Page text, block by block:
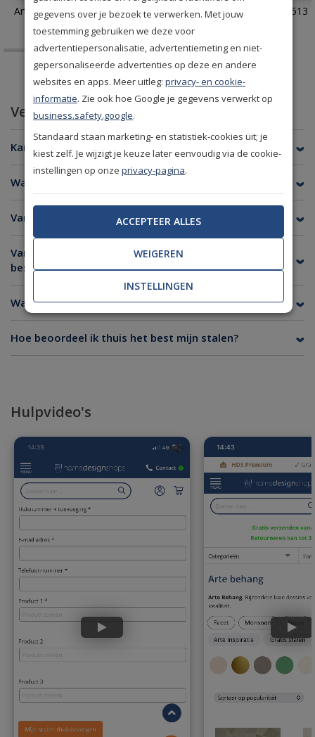
Arte Monsoon Facet 75301 Eijffinger Terra 391513
Veelgestelde vragen
Kan ik van elk behang een staal bestellen?
Wat is de afmeting van een behangstaal?
Van welke merken kan ik een staal bestellen?
Van welke merken is er geen stalenservice
beschikbaar?
Wanneer heb ik de stalen in huis?
Hoe beoordeel ik thuis het best mijn stalen?
Hulpvideo's
gegevens over je bezoek te verwerken. Met jouw
toestemming gebruiken we deze voor
advertentiepersonalisatie, advertentiemeting en niet-
gepersonaliseerde advertenties op deze en andere
websites en apps. Meer uitleg:privacy- en cookie-
informatie. Zie ook hoe Google je gegevens verwerkt op
business.safety.google.
Standaard staan marketing- en statistiek-cookies uit; je
kiest zelf. Je wijzigt je keuze later eenvoudig via de cookie-
instellingen op onzeprivacy-pagina.
ACCEPTEER ALLES
WEIGEREN
INSTELLINGEN